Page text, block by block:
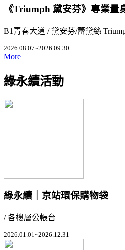
《Triumph 黛安芬》專業量
B1青春大道 / 黛安芬/蕾黛絲
2026.08.07~2026.09.30
More
綠永續活動
綠永續｜京站環保購物袋
/ 各樓層公帳台
2026.01.01~2026.12.31